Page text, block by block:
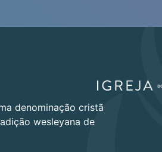
denominação cristã
wesleyana de